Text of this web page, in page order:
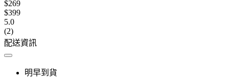
$269
$399
5.0
(2)
配送資訊
明早到貨